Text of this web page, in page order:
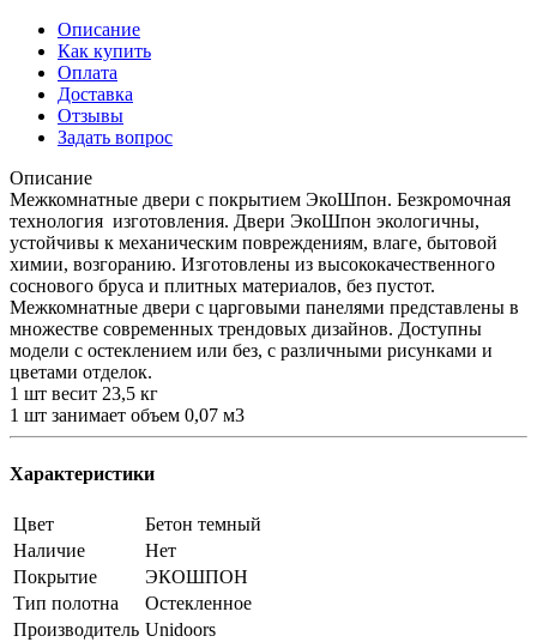
Описание
Как купить
Оплата
Доставка
Отзывы
Задать вопрос
Описание
Межкомнатные двери с покрытием ЭкоШпон. Безкромочная
технология изготовления. Двери ЭкоШпон экологичны,
устойчивы к механическим повреждениям, влаге, бытовой
химии, возгоранию. Изготовлены из высококачественного
соснового бруса и плитных материалов, без пустот.
Межкомнатные двери с царговыми панелями представлены в
множестве современных трендовых дизайнов. Доступны
модели с остеклением или без, с различными рисунками и
цветами отделок.
1 шт весит 23,5 кг
1 шт занимает объем 0,07 м3
Характеристики
Цвет
Бетон темный
Наличие
Нет
Покрытие
ЭКОШПОН
Тип полотна
Остекленное
Производитель Unidoors